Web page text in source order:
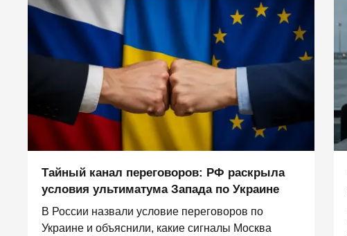
Тайный канал переговоров: РФ раскрыла
условия ультиматума Запада по Украине
В России назвали условие переговоров по
Украине и объяснили, какие сигналы Москва